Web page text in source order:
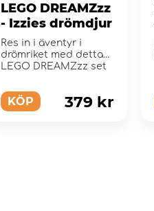
LEGO DREAMZzz
- Izzies drömdjur
Res in i äventyr i
drömriket med detta
LEGO DREAMZzz set
KÖP 379 kr